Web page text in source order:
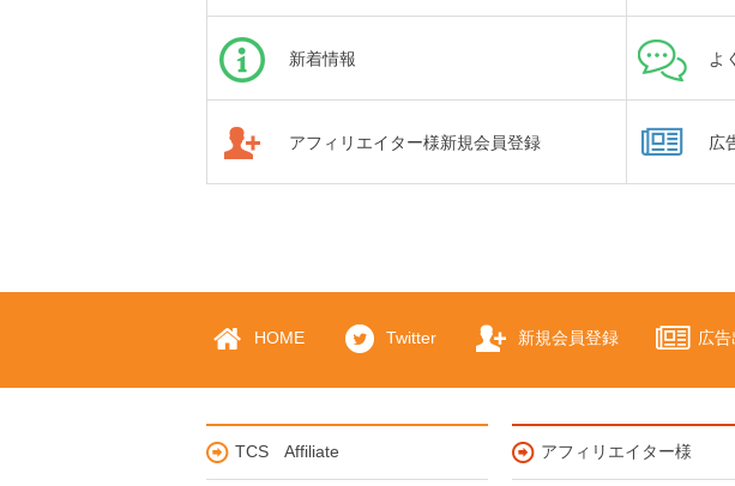
新着情報 よ
アフィリエイター様新規会員登録 広
HOME Twitter 新規会員登録 広
TCS Affiliate アフィリエイター様